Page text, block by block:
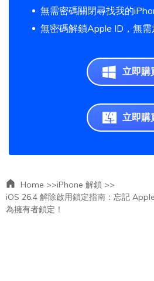
無需密碼關閉尋找我的
無密碼解鎖Apple ID，無需
立即購
立即購
Home >>iPhone 解鎖 >>
iOS 26.4 解除啟用鎖定指南：忘記
為擁有者鎖定！